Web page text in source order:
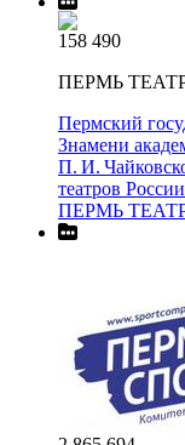
158 490
ПЕРМЬ
Пермский
Знамени
П. И.
театров
ПЕРМЬ